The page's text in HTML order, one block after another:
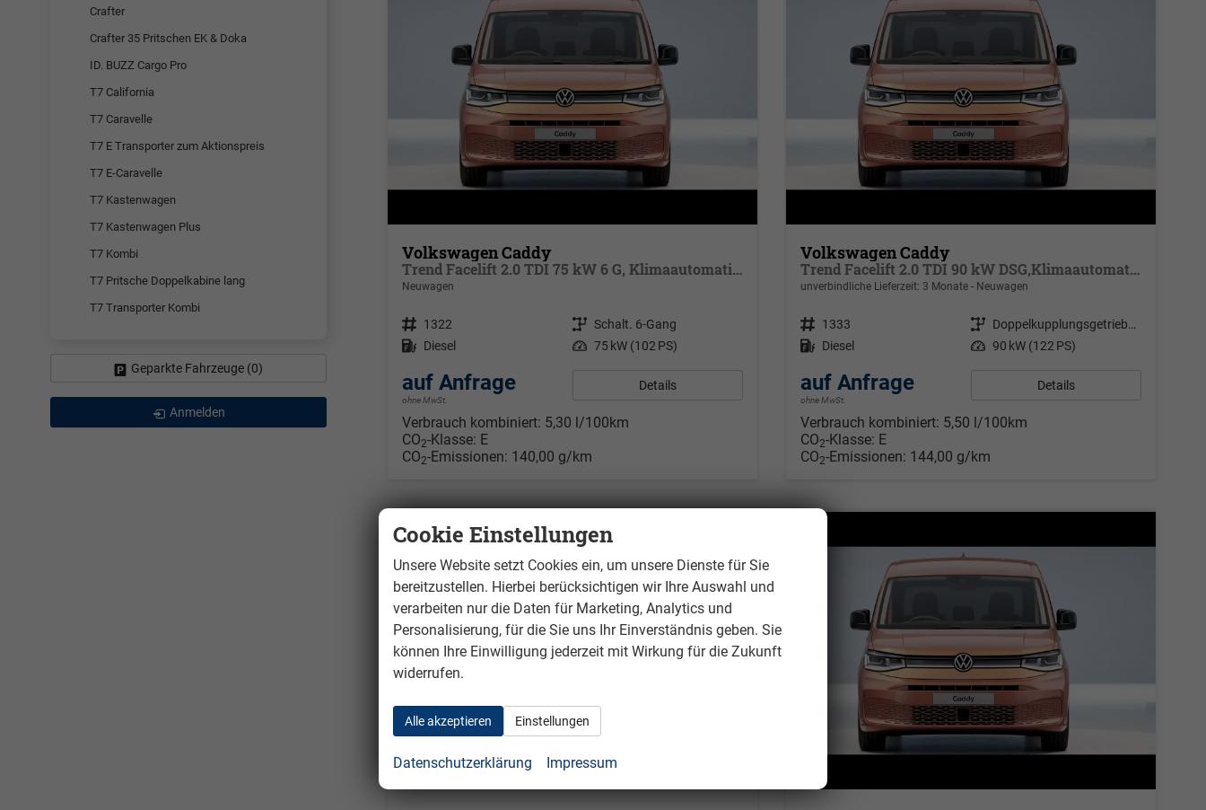
Volkswagen Caddy
Trend Facelift 2.0 TDI 75 kW 6 G, Klimaautomatik, 5 Sitze, Zuziehhilfe Schiebetüren + Heckklappe, PDC v+h, ACC, Side Assist Blind Spot, Ausparkhilfe, Ausstiegswarner, Digital Cockpit PRO, Radioanlage Navigationsvorbereituing,, Mittearmlehne verstellbar
Neuwagen
Fahrzeugnr. 1322 Getriebe Schalt. 6-Gang
Kraftstoff Diesel Leistung 75 kW (102 PS)
auf Anfrage
ohne MwSt.
Details
Verbrauch kombiniert: 5,30 l/100km
CO2-Klasse: E
CO2-Emissionen: 140,00 g/km
Volkswagen Caddy
Trend Facelift 2.0 TDI 90 kW DSG,Klimaautomatik, 5 Sitze, Zuziehhilfe Schiebetüren + Heckklappe, PDC v+h, ACC, Side Assist Blind Spot, Ausparkhilfe, Ausstiegswarner, Digital Cockpit PRO, Radioanlage Navigationsvorbereituing,, Mittearmlehne verstellbar
unverbindliche Lieferzeit: 3 Monate Neuwagen
Fahrzeugnr. 1333 Getriebe
Doppelkupplungsgetriebe (DSG)
Kraftstoff Diesel Leistung 90 kW (122 PS)
auf Anfrage
ohne MwSt.
Details
Verbrauch kombiniert: 5,50 l/100km
CO2-Klasse: E
CO2-Emissionen: 144,00 g/km
Crafter
Crafter 35 Pritschen EK & Doka
ID. BUZZ Cargo Pro
T7 California
T7 Caravelle
T7 E Transporter zum Aktionspreis
T7 E-Caravelle
T7 Kastenwagen
T7 Kastenwagen Plus
T7 Kombi
T7 Pritsche Doppelkabine lang
T7 Transporter Kombi
Geparkte Fahrzeuge (0)
Anmelden
Cookie Einstellungen
Unsere Website setzt Cookies ein, um unsere Dienste für Sie
bereitzustellen. Hierbei berücksichtigen wir Ihre Auswahl und
verarbeiten nur die Daten für Marketing, Analytics und
Personalisierung, für die Sie uns Ihr Einverständnis geben. Sie
können Ihre Einwilligung jederzeit mit Wirkung für die Zukunft
widerrufen.
Alle akzeptieren Einstellungen
Datenschutzerklärung Impressum